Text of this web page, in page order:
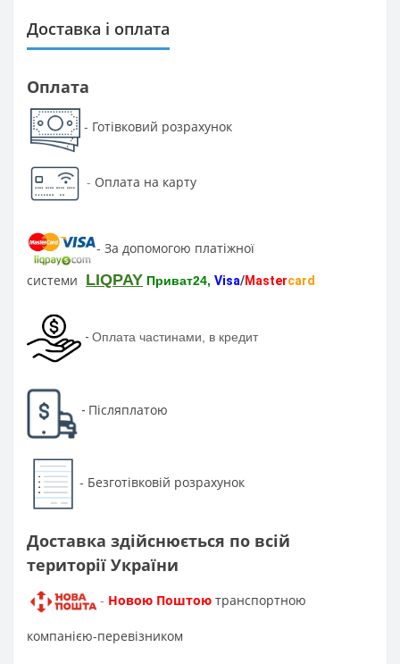
Доставка і оплата
Оплата
- Готівковий розрахунок
- Оплата на карту
- За допомогою платіжної
системи LIQPAY Приват24, Visa/Mastercard
- Оплата частинами, в кредит
- Післяплатою
- Безготівковій розрахунок
Доставка здійснюється по всій
території України
- Новою Поштою транспортною
компанією-перевізником